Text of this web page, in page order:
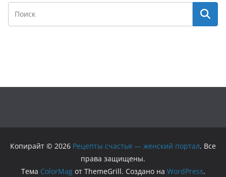
Копирайт © 2026 Рецепты счастья — женский портал. Все
права защищены.
Тема ColorMagот ThemeGrill. Создано на WordPress.